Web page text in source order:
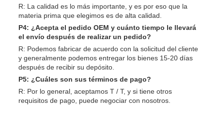
R: La calidad es lo más importante, y es por eso que la
materia prima que elegimos es de alta calidad.
P4: ¿Acepta el pedido OEM y cuánto tiempo le llevará
el envío después de realizar un pedido?
R: Podemos fabricar de acuerdo con la solicitud del cliente
y generalmente podemos entregar los bienes 15-20 días
después de recibir su depósito.
P5: ¿Cuáles son sus términos de pago?
R: Por lo general, aceptamos T / T, y si tiene otros
requisitos de pago, puede negociar con nosotros.